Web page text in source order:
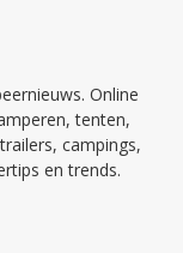
Online
tenten,
campings,
en trends.